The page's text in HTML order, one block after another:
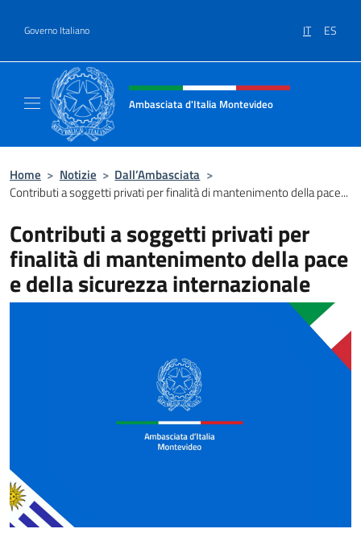
Governo Italiano IT ES
Intestazione sito, social e menù
Ambasciata d'Italia Montevideo
Home > Notizie > Dall’Ambasciata >
Contributi a soggetti privati per finalità di mantenimento della pace...
Contributi a soggetti privati per
finalità di mantenimento della pace
e della sicurezza internazionale